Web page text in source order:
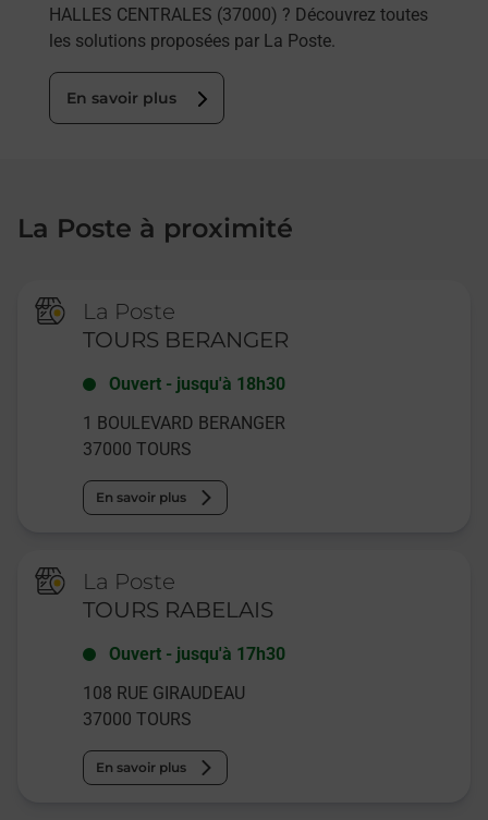
HALLES CENTRALES (37000) ? Découvrez toutes
les solutions proposées par La Poste.
En savoir plus
La Poste à proximité
La Poste
TOURS BERANGER
Ouvert - jusqu'à 18h30
1 BOULEVARD BERANGER
37000 TOURS
En savoir plus
La Poste
TOURS RABELAIS
Ouvert - jusqu'à 17h30
108 RUE GIRAUDEAU
37000 TOURS
En savoir plus